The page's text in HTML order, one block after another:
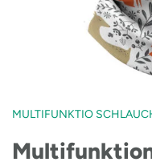
MULTIFUNKTIO